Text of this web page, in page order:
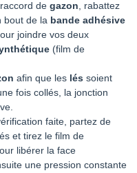
raccord de gazon , rabattez
bout de la bande adhésive
joindre vos deux
(film de
afin que les lés soient
fois collés, la jonction
faite, partez de
et tirez le film de
libérer la face
une pression constante